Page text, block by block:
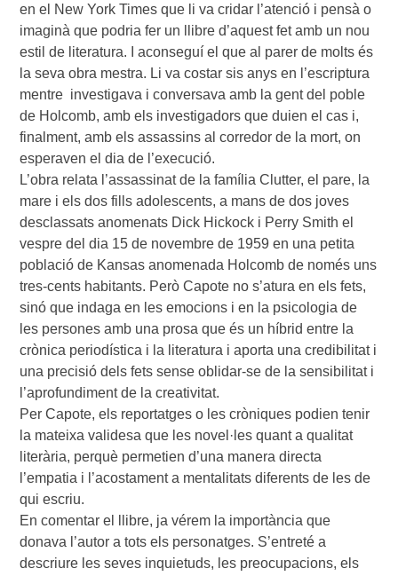
en el New York Times que li va cridar l’atenció i pensà o
imaginà que podria fer un llibre d’aquest fet amb un nou
estil de literatura. I aconseguí el que al parer de molts és
la seva obra mestra. Li va costar sis anys en l’escriptura
mentre investigava i conversava amb la gent del poble
de Holcomb, amb els investigadors que duien el cas i,
finalment, amb els assassins al corredor de la mort, on
esperaven el dia de l’execució.
L’obra relata l’assassinat de la família Clutter, el pare, la
mare i els dos fills adolescents, a mans de dos joves
desclassats anomenats Dick Hickock i Perry Smith el
vespre del dia 15 de novembre de 1959 en una petita
població de Kansas anomenada Holcomb de només uns
tres-cents habitants. Però Capote no s’atura en els fets,
sinó que indaga en les emocions i en la psicologia de
les persones amb una prosa que és un híbrid entre la
crònica periodística i la literatura i aporta una credibilitat i
una precisió dels fets sense oblidar-se de la sensibilitat i
l’aprofundiment de la creativitat.
Per Capote, els reportatges o les cròniques podien tenir
la mateixa validesa que les novel·les quant a qualitat
literària, perquè permetien d’una manera directa
l’empatia i l’acostament a mentalitats diferents de les de
qui escriu.
En comentar el llibre, ja vérem la importància que
donava l’autor a tots els personatges. S’entreté a
descriure les seves inquietuds, les preocupacions, els